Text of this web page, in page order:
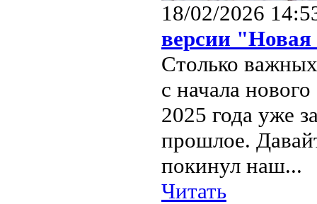
18/02/2026
версии "Новая
Столько
с начала
2025 года уже
прошлое.
покинул наш...
Читать